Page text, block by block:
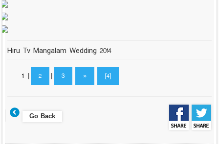
Hiru Tv Mangalam Wedding 2014
1| 2 3 » [4]
Go Back